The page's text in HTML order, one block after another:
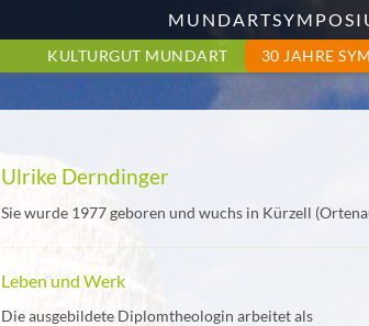
KULTURGUT MUNDART 30 JAHRE
Ulrike Derndinger
Sie wurde 1977 geboren und wuchs in Kürzell
Leben und Werk
Die ausgebildete Diplomtheologin arbeitet als